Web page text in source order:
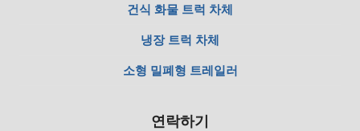
건식 화물 트럭 차체
냉장 트럭 차체
소형 밀폐형 트레일러
연락하기